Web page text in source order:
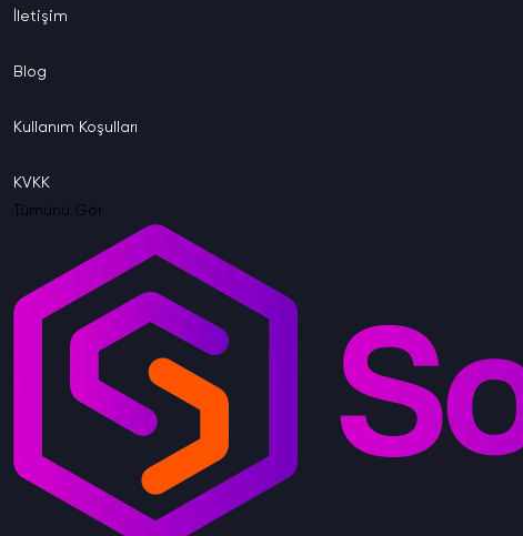
İletişim
Blog
Kullanım Koşulları
KVKK
Tümünü Gör